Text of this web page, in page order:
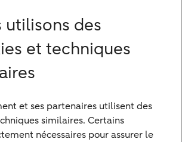
En savoir plus
utilisons des
et techniques
et ses partenaires utilisent des
similaires. Certains
nécessaires pour assurer le